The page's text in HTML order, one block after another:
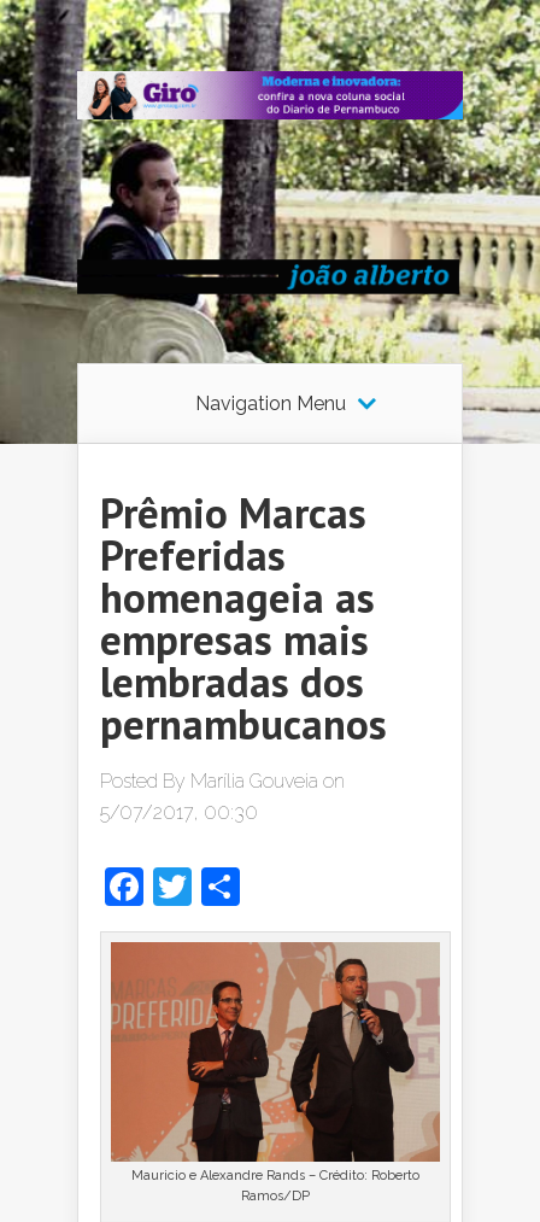
Navigation Menu
Prêmio Marcas
Preferidas
homenageia as
empresas mais
lembradas dos
pernambucanos
Posted By Marília Gouveia on
5/07/2017, 00:30
Facebook
Twitter
Mauricio e Alexandre Rands – Crédito: Roberto
Ramos/DP